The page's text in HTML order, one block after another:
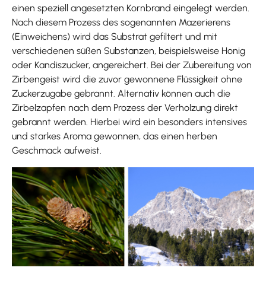
einen speziell angesetzten Kornbrand eingelegt werden.
Nach diesem Prozess des sogenannten Mazerierens
(Einweichens) wird das Substrat gefiltert und mit
verschiedenen süßen Substanzen, beispielsweise Honig
oder Kandiszucker, angereichert. Bei der Zubereitung von
Zirbengeist wird die zuvor gewonnene Flüssigkeit ohne
Zuckerzugabe gebrannt. Alternativ können auch die
Zirbelzapfen nach dem Prozess der Verholzung direkt
gebrannt werden. Hierbei wird ein besonders intensives
und starkes Aroma gewonnen, das einen herben
Geschmack aufweist.